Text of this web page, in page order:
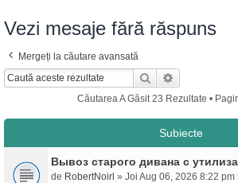
Vezi mesaje fără răspuns
Mergeți la căutare avansată
Căutare
Căutarea A Găsit 23 Rezultate •
Subiecte
Вывоз старого дивана с
de RobertNoirl » Joi Aug 06, 2026 8:22 pm